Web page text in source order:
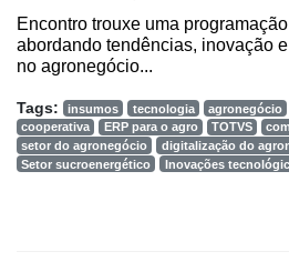
Minha
Encontro trouxe uma
abordando tendências, inovação
no agronegócio...
Tags: insumos tecnologia
agronegócio
cooperativa
ERP para o agro TOTVS
setor do agronegócio
digitalização do
Setor sucroenergético
Inovações